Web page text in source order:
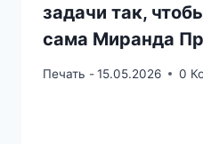
задачи так,
сама Миранда
Печать -15.05.2026 0